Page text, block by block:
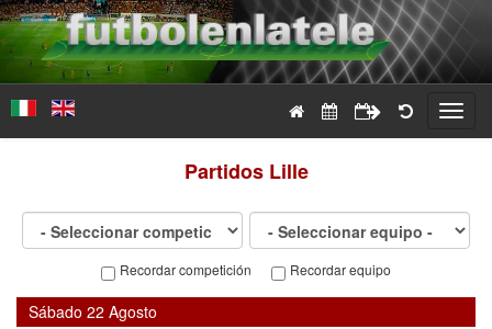
Partidos Lille
Recordar competición Recordar equipo
Sábado 22 Agosto